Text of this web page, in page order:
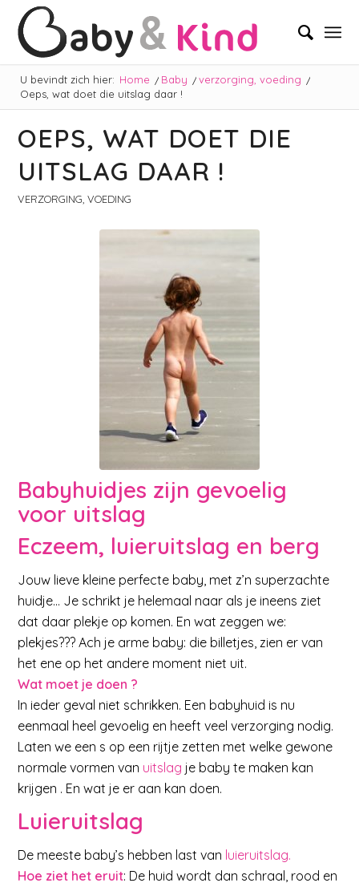
U bevindt zich hier: Home / Baby / verzorging, voeding /
Oeps, wat doet die uitslag daar !
OEPS, WAT DOET DIE
UITSLAG DAAR !
VERZORGING, VOEDING
Babyhuidjes zijn gevoelig
voor uitslag
Eczeem, luieruitslag en berg
Jouw lieve kleine perfecte baby, met z’n superzachte
huidje… Je schrikt je helemaal naar als je ineens ziet
dat daar plekje op komen. En wat zeggen we:
plekjes??? Ach je arme baby: die billetjes, zien er van
het ene op het andere moment niet uit.
Wat moet je doen ?
In ieder geval niet schrikken. Een babyhuid is nu
eenmaal heel gevoelig en heeft veel verzorging nodig.
Laten we een s op een rijtje zetten met welke gewone
normale vormen van uitslag je baby te maken kan
krijgen . En wat je er aan kan doen.
Luieruitslag
De meeste baby’s hebben last van luieruitslag.
Hoe ziet het eruit: De huid wordt dan schraal, rood en